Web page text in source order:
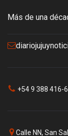
Más de una
+54 9 388 416-
Calle NN, San